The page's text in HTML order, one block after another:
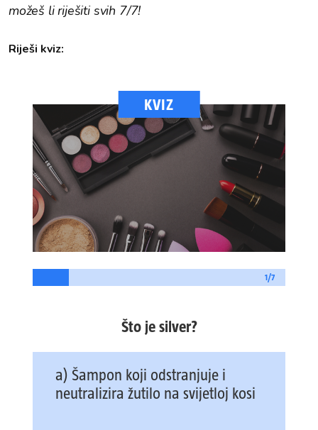
možeš li riješiti svih 7/7!
Riješi kviz:
KVIZ
1/7
Što je silver?
a) Šampon koji odstranjuje i
neutralizira žutilo na svijetloj kosi